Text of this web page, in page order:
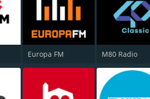
Europa FM M80 Radio